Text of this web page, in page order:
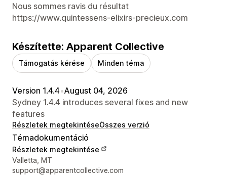
Nous sommes ravis du résultat
https://www.quintessens-elixirs-precieux.com
Készítette: Apparent Collective
Támogatás kérése Minden téma
Version 1.4.4•August 04, 2026
Sydney 1.4.4 introduces several fixes and new
features
Részletek megtekintéseÖsszes verzió
Témadokumentáció
Részletek megtekintése
Dizájner kapcsolattartási adatai
Valletta, MT
support@apparentcollective.com